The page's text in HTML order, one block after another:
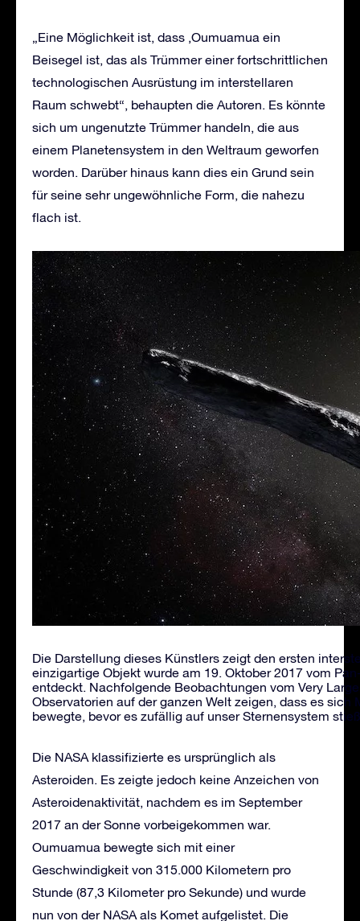
„Eine Möglichkeit ist, dass ‚Oumuamua ein
Beisegel ist, das als Trümmer einer fortschrittlichen
technologischen Ausrüstung im interstellaren
Raum schwebt“, behaupten die Autoren. Es könnte
sich um ungenutzte Trümmer handeln, die aus
einem Planetensystem in den Weltraum geworfen
worden. Darüber hinaus kann dies ein Grund sein
für seine sehr ungewöhnliche Form, die nahezu
flach ist.
Die Darstellung dieses Künstlers zeigt den ersten
einzigartige Objekt wurde am 19. Oktober 2017 vom
entdeckt. Nachfolgende Beobachtungen vom Very
Observatorien auf der ganzen Welt zeigen, dass es
bewegte, bevor es zufällig auf unser Sternensystem
Die NASA klassifizierte es ursprünglich als
Asteroiden. Es zeigte jedoch keine Anzeichen von
Asteroidenaktivität, nachdem es im September
2017 an der Sonne vorbeigekommen war.
Oumuamua bewegte sich mit einer
Geschwindigkeit von 315.000 Kilometern pro
Stunde (87,3 Kilometer pro Sekunde) und wurde
nun von der NASA als Komet aufgelistet. Die